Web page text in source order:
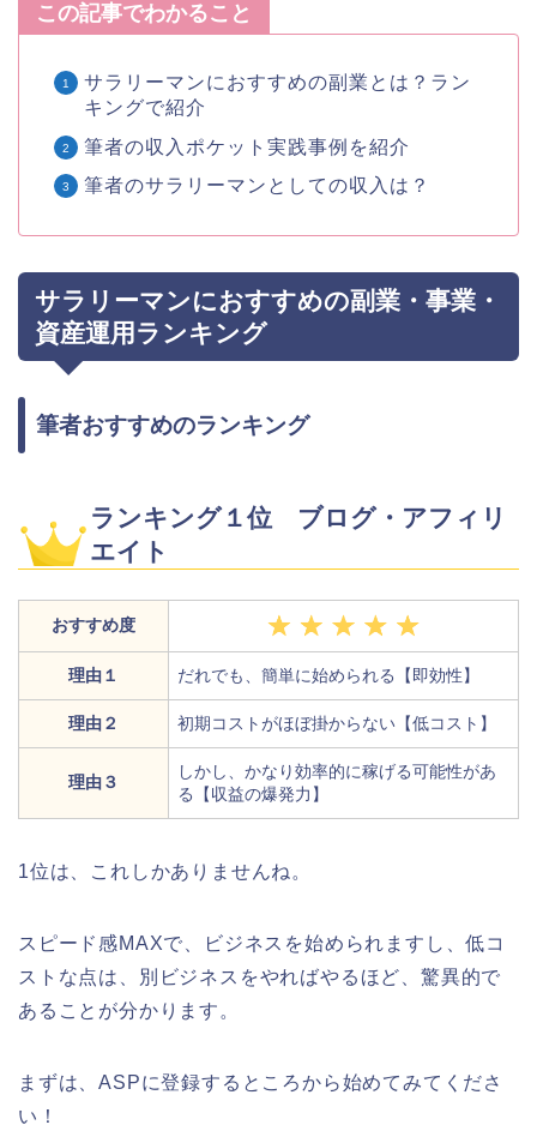
この記事でわかること
サラリーマンにおすすめの副業とは？ラン
キングで紹介
筆者の収入ポケット実践事例を紹介
筆者のサラリーマンとしての収入は？
サラリーマンにおすすめの副業・事業・
資産運用ランキング
筆者おすすめのランキング
ランキング１位 ブログ・アフィリ
エイト
おすすめ度
理由１ だれでも、簡単に始められる【即効性】
理由２ 初期コストがほぼ掛からない【低コスト】
理由３
しかし、かなり効率的に稼げる可能性があ
る【収益の爆発力】
1位は、これしかありませんね。
スピード感MAXで、ビジネスを始められますし、低コ
ストな点は、別ビジネスをやればやるほど、驚異的で
あることが分かります。
まずは、ASPに登録するところから始めてみてくださ
い！